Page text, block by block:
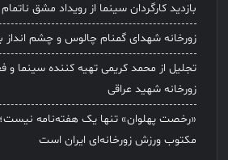
بازدید کارگردان سینما از رویداد مشق ناتمام
زورخانه شهدای گمنام چالوس و چشم انداز
تجلیل از محمد کریمی تهیه کننده سینما و
زورخانه شهید عراقی
«رخصت پهلوان» تنها یک هفته‌نامه
مکتوب ورزش زورخانه‌ای ایران است